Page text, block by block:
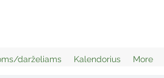
darželiams Kalendorius More